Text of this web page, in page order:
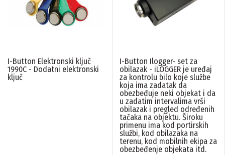
LINIJA PROIZVODA
Access sistemi(3)
PONIŠTITE SVE FILTERE
I-Button Elektronski ključ
1990C - Dodatni elektronski
ključ
I-Button Ilogger- set za
obilazak - iLOGGER je uređaj
za kontrolu bilo koje službe
koja ima zadatak da
obezbeđuje neki objekat i da
u zadatim intervalima vrši
obilazak i pregled određenih
tačaka na objektu. Široku
primenu ima kod portirskih
službi, kod obilazaka na
terenu, kod mobilnih ekipa za
obezbeđenje objekata itd.